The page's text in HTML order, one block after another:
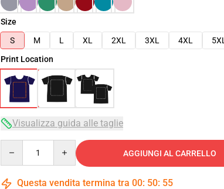
Size
S
M L XL 2XL 3XL 4XL
5XL
Print Location
Visualizza guida alle taglie
AGGIUNGI AL CARRELLO
Questa vendita termina tra 00: 50: 54